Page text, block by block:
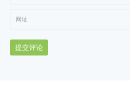
提交评论